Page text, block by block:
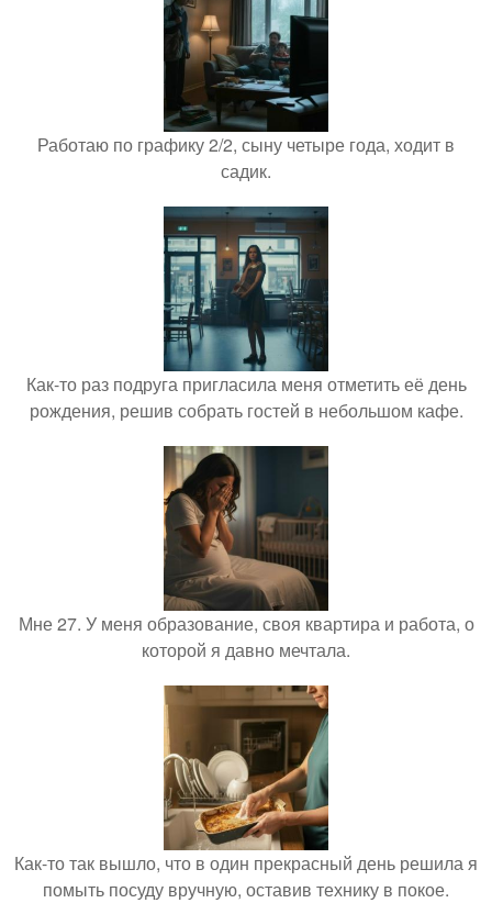
Работаю по графику 2/2, сыну четыре года, ходит в
садик.
Как-то раз подруга пригласила меня отметить её день
рождения, решив собрать гостей в небольшом кафе.
Мне 27. У меня образование, своя квартира и работа, о
которой я давно мечтала.
Как-то так вышло, что в один прекрасный день решила я
помыть посуду вручную, оставив технику в покое.